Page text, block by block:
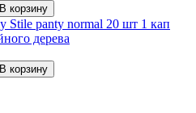
Stile panty normal 20 шт 1 кап
дерева